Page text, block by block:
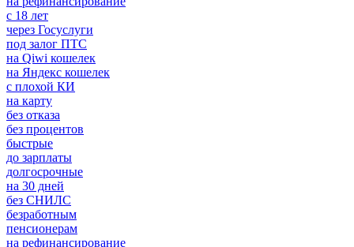
с 18 лет
через Госуслуги
под залог ПТС
на Qiwi кошелек
на Яндекс кошелек
с плохой КИ
на карту
без отказа
без процентов
быстрые
до зарплаты
долгосрочные
на 30 дней
без СНИЛС
безработным
пенсионерам
на рефинансирование